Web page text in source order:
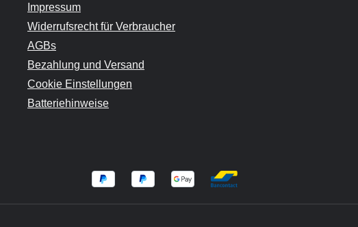
Impressum
Widerrufsrecht für Verbraucher
AGBs
Bezahlung und Versand
Cookie Einstellungen
Batteriehinweise